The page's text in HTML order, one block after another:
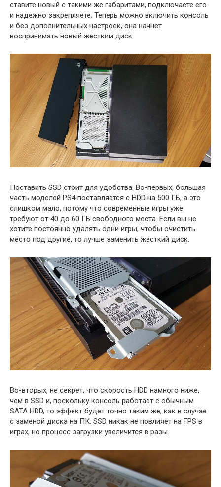
ставите новый с такими же габаритами, подключаете его
и надежно закрепляете. Теперь можно включить консоль
и без дополнительных настроек, она начнет
воспринимать новый жестким диск.
Поставить SSD стоит для удобства. Во-первых, большая
часть моделей PS4 поставляется с HDD на 500 ГБ, а это
слишком мало, потому что современные игры уже
требуют от 40 до 60 ГБ свободного места. Если вы не
хотите постоянно удалять одни игры, чтобы очистить
место под другие, то лучше заменить жесткий диск.
Во-вторых, не секрет, что скорость HDD намного ниже,
чем в SSD и, поскольку консоль работает с обычным
SATA HDD, то эффект будет точно таким же, как в случае
с заменой диска на ПК. SSD никак не повлияет на FPS в
играх, но процесс загрузки увеличится в разы.